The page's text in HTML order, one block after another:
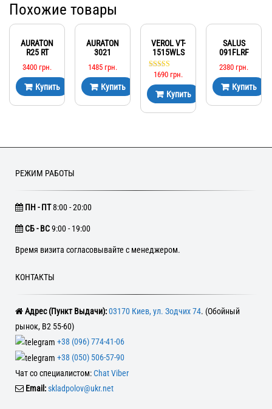
Похожие товары
AURATON
R25 RT
3400 грн.
Купить
AURATON
3021
1485 грн.
Купить
VEROL VT-
1515WLS
Оценка
из 5
1690 грн.
Купить
SALUS
091FLRF
2380 грн.
Купить
РЕЖИМ РАБОТЫ
ПН - ПТ8:00 - 20:00
CБ - ВС9:00 - 19:00
Время визита согласовывайте с менеджером.
КОНТАКТЫ
Адрес (Пункт Выдачи):03170 Киев, ул. Зодчих 74. (Обойный
рынок, В2 55-60)
+38 (096) 774-41-06
+38 (050) 506-57-90
Чат со специалистом:Chat Viber
Email:skladpolov@ukr.net